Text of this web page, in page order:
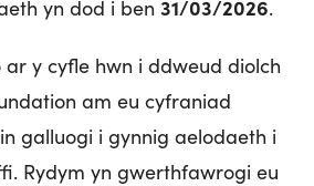
yn dod i ben 31/03/2026.
y cyfle hwn i ddweud diolch
am eu cyfraniad
galluogi i gynnig aelodaeth i
Rydym yn gwerthfawrogi eu